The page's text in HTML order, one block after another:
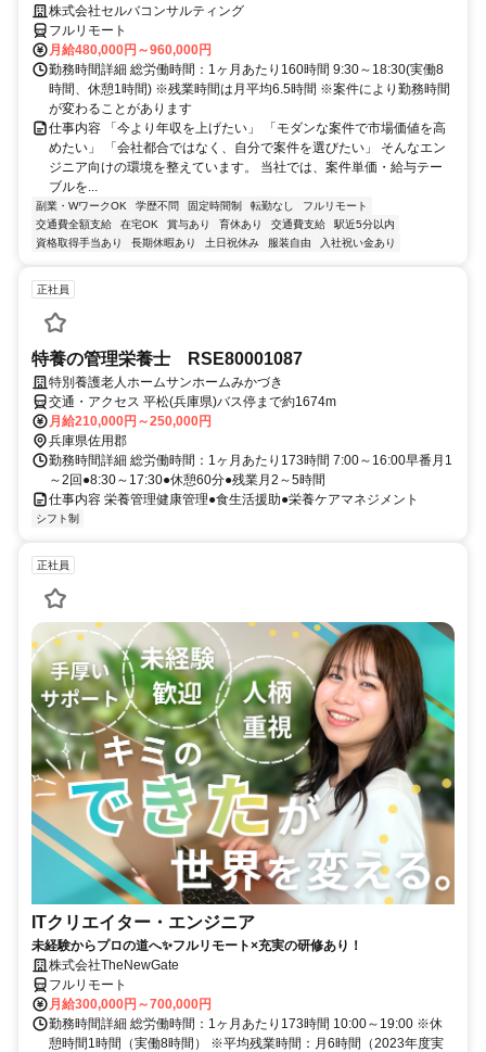
株式会社セルバコンサルティング
フルリモート
月給480,000円～960,000円
勤務時間詳細 総労働時間：1ヶ月あたり160時間 9:30～18:30(実働8
時間、休憩1時間) ※残業時間は月平均6.5時間 ※案件により勤務時間
が変わることがあります
仕事内容 「今より年収を上げたい」 「モダンな案件で市場価値を高
めたい」 「会社都合ではなく、自分で案件を選びたい」 そんなエン
ジニア向けの環境を整えています。 当社では、案件単価・給与テー
ブルを...
副業・WワークOK 学歴不問 固定時間制 転勤なし
フルリモート
交通費全額支給
在宅OK 賞与あり 育休あり 交通費支給
駅近5分以内
資格取得手当あり
長期休暇あり 土日祝休み 服装自由 入社祝い金あり
正社員
特養の管理栄養士 RSE80001087
特別養護老人ホームサンホームみかづき
交通・アクセス 平松(兵庫県)バス停まで約1674m
月給210,000円～250,000円
兵庫県佐用郡
勤務時間詳細 総労働時間：1ヶ月あたり173時間 7:00～16:00早番月1
～2回●8:30～17:30●休憩60分●残業月2～5時間
仕事内容 栄養管理健康管理●食生活援助●栄養ケアマネジメント
シフト制
正社員
ITクリエイター・エンジニア
未経験からプロの道へ✨フルリモート×充実の研修あり！
株式会社TheNewGate
フルリモート
月給300,000円～700,000円
勤務時間詳細 総労働時間：1ヶ月あたり173時間 10:00～19:00 ※休
憩時間1時間（実働8時間） ※平均残業時間：月6時間（2023年度実